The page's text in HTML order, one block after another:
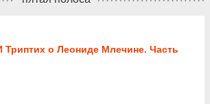
о Леониде Млечине. Часть